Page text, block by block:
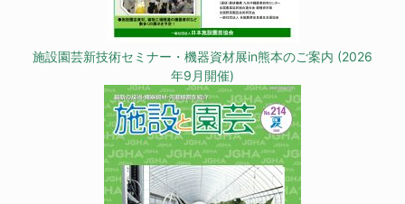
施設園芸新技術セミナー・機器資材展in熊本のご案内 (2026
年9月開催)